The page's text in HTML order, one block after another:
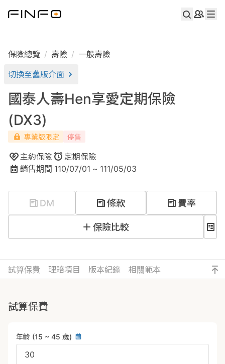
保險總覽 壽險
一般壽險
切換至舊版介面
國泰人壽Hen享愛定期保險
(DX3)
專業版限定 停售
主約保險 定期保險
銷售期間 110/07/01 ~ 111/05/03
DM 條款 費率
保險比較
試算保費 理賠項目 版本紀錄 相關範本
試算保費
年齡 (15 ~ 45 歲)